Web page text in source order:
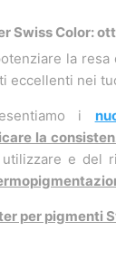
Swiss Color:
la resa
eccellenti nei
i
la
e del
per pigmenti